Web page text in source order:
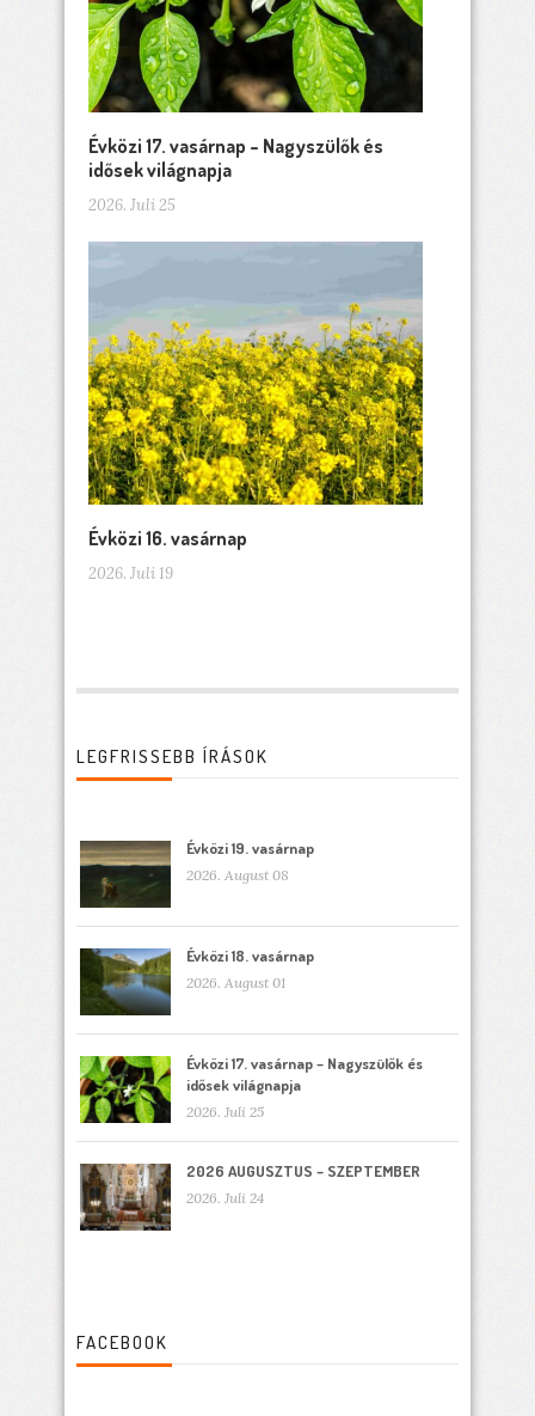
Évközi 17. vasárnap – Nagyszülők és
idősek világnapja
2026. Juli 25
Évközi 16. vasárnap
2026. Juli 19
LEGFRISSEBB ÍRÁSOK
Évközi 19. vasárnap
2026. August 08
Évközi 18. vasárnap
2026. August 01
Évközi 17. vasárnap – Nagyszülők és
idősek világnapja
2026. Juli 25
2026 AUGUSZTUS – SZEPTEMBER
2026. Juli 24
FACEBOOK